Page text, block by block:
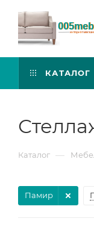
КАТАЛОГ
Каталог —
Памир